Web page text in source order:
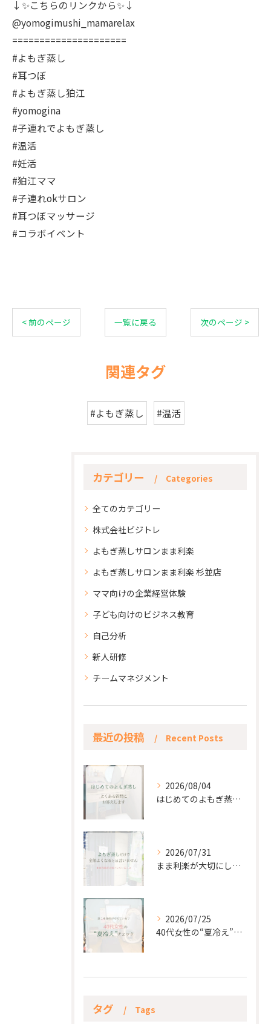
↓✨こちらのリンクから✨↓
@yomogimushi_mamarelax
=====================
#よもぎ蒸し
#耳つぼ
#よもぎ蒸し狛江
#yomogina
#子連れでよもぎ蒸し
#温活
#妊活
#狛江ママ
#子連れokサロン
#耳つぼマッサージ
#コラボイベント
< 前のページ 一覧に戻る 次のページ >
関連タグ
#よもぎ蒸し #温活
カテゴリー Categories
全てのカテゴリー
株式会社ビジトレ
よもぎ蒸しサロンまま利楽
よもぎ蒸しサロンまま利楽 杉並店
ママ向けの企業経営体験
子ども向けのビジネス教育
自己分析
新人研修
チームマネジメント
最近の投稿 Recent Posts
2026/08/04
はじめてのよもぎ蒸し。
2026/07/31
まま利楽が大切にしていること✨
2026/07/25
40代女性の“夏冷え”チェック☀️
タグ Tags